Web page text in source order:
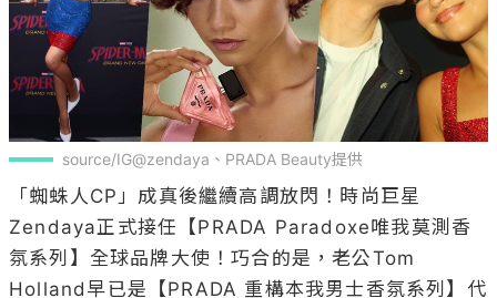
source/IG@zendaya、PRADA Beauty提供
「蜘蛛人CP」成真後繼續高調放閃！時尚巨星
Zendaya正式接任【PRADA Paradoxe唯我莫測香
氛系列】全球品牌大使！巧合的是，老公Tom
Holland早已是【PRADA 重構本我男士香氛系列】代